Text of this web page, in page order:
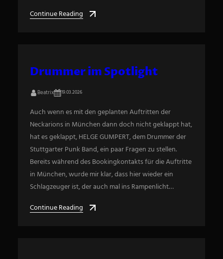
Continue Reading
Drummer im Spotlight
Beatrix 19.03.2026
Auch wenn es mit den geplanten Auftritten der
Neckarions in München dann doch nicht geklappt hat,
hat es geklappt, HELGE GUMPERT, dem Drummer der
Stuttgarter Punk Band, ein paar Fragen zu stellen.
Bereits während des Bookingkontakts für die Auftritte
in München, wurde mir klar, dass hier wieder ein
Schlagzeuger ist, der auch mal ins Rampenlicht…
Continue Reading